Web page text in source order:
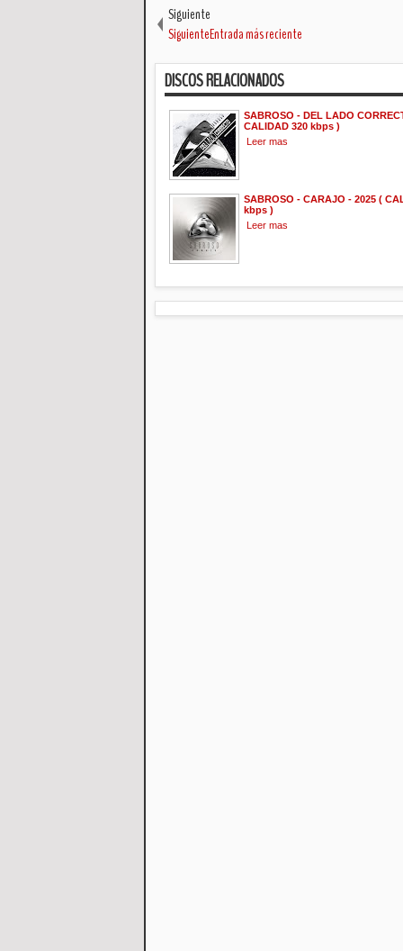
Siguiente
SiguienteEntrada más reciente
DISCOS RELACIONADOS
SABROSO - DEL LADO
CALIDAD 320 kbps )
Leer mas
SABROSO - CARAJO - 2025 (
kbps )
Leer mas